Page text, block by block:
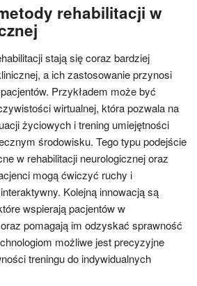
rehabilitacji w
stają się coraz bardziej
a ich zastosowanie przynosi
Przykładem może być
wirtualnej, która pozwala na
życiowych i trening umiejętności
środowisku. Tego typu podejście
w rehabilitacji neurologicznej oraz
mogą ćwiczyć ruchy i
Kolejną innowacją są
wspierają pacjentów w
pomagają im odzyskać sprawność
możliwe jest precyzyjne
treningu do indywidualnych